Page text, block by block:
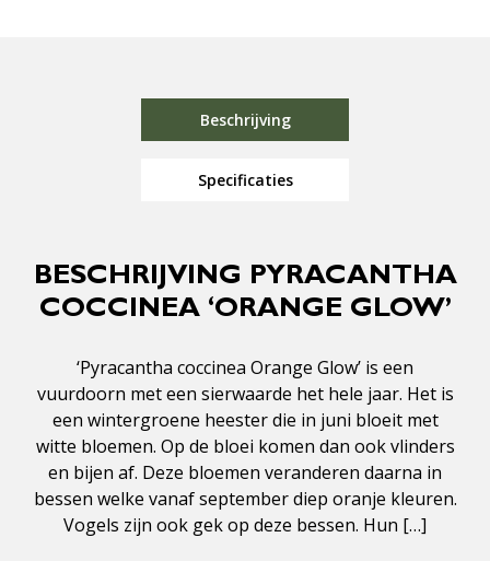
Beschrijving
Specificaties
BESCHRIJVING PYRACANTHA
COCCINEA ‘ORANGE GLOW’
‘Pyracantha coccinea Orange Glow’ is een
vuurdoorn met een sierwaarde het hele jaar. Het is
een wintergroene heester die in juni bloeit met
witte bloemen. Op de bloei komen dan ook vlinders
en bijen af. Deze bloemen veranderen daarna in
bessen welke vanaf september diep oranje kleuren.
Vogels zijn ook gek op deze bessen. Hun […]